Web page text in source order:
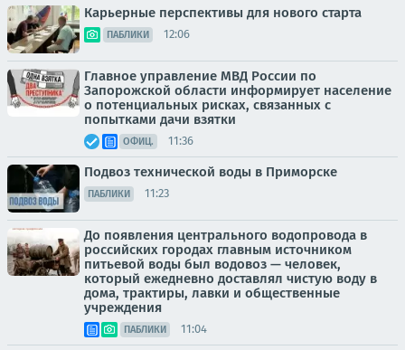
Карьерные перспективы для нового старта
ПАБЛИКИ 12:06
Главное управление МВД России по
Запорожской области информирует население
о потенциальных рисках, связанных с
попытками дачи взятки
ОФИЦ. 11:36
Подвоз технической воды в Приморске
ПАБЛИКИ 11:23
До появления центрального водопровода в
российских городах главным источником
питьевой воды был водовоз — человек,
который ежедневно доставлял чистую воду в
дома, трактиры, лавки и общественные
учреждения
ПАБЛИКИ 11:04